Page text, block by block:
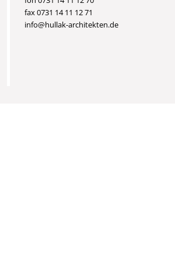
fax 0731 14 11 12 71
info@hullak-architekten.de